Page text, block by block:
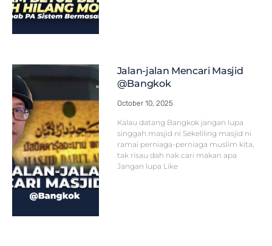
Jalan-jalan Mencari Masjid
@Bangkok
October 10, 2025
Kalau datang Bangkok jangan lupa
singgah masjid ni Sekeliling masjid ni
ramai perniaga-perniaga muslim kita,
tak risau dah nak cari makan apa
Jangan lupa Like